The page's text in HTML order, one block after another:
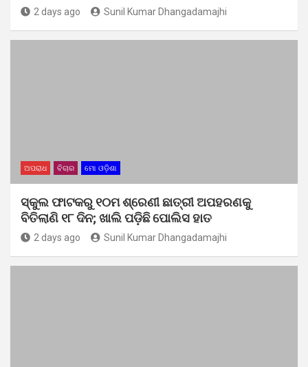
2 days ago Sunil Kumar Dhangadamajhi
ଅପରାଧ ବିଚାର ମୋ ଓଡ଼ିଶା
ସ୍କୁଲ ଫାଟକରୁ ୧୦ମ ଶ୍ରେଣୀ ଛାତ୍ରୀ ଅପହରଣକୁ
ବିତିଲାଣି ୧୮ ଦିନ; ଖାଲି ପଡ଼ିଛି ପୋଲିସ ହାତ
2 days ago Sunil Kumar Dhangadamajhi